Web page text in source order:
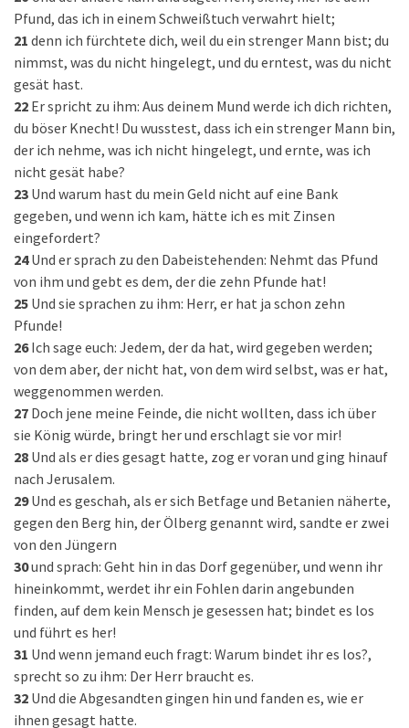
Pfund, das ich in einem Schweißtuch verwahrt hielt;
21 denn ich fürchtete dich, weil du ein strenger Mann bist; du
nimmst, was du nicht hingelegt, und du erntest, was du nicht
gesät hast.
22 Er spricht zu ihm: Aus deinem Mund werde ich dich richten,
du böser Knecht! Du wusstest, dass ich ein strenger Mann bin,
der ich nehme, was ich nicht hingelegt, und ernte, was ich
nicht gesät habe?
23 Und warum hast du mein Geld nicht auf eine Bank
gegeben, und wenn ich kam, hätte ich es mit Zinsen
eingefordert?
24 Und er sprach zu den Dabeistehenden: Nehmt das Pfund
von ihm und gebt es dem, der die zehn Pfunde hat!
25 Und sie sprachen zu ihm: Herr, er hat ja schon zehn
Pfunde!
26 Ich sage euch: Jedem, der da hat, wird gegeben werden;
von dem aber, der nicht hat, von dem wird selbst, was er hat,
weggenommen werden.
27 Doch jene meine Feinde, die nicht wollten, dass ich über
sie König würde, bringt her und erschlagt sie vor mir!
28 Und als er dies gesagt hatte, zog er voran und ging hinauf
nach Jerusalem.
29 Und es geschah, als er sich Betfage und Betanien näherte,
gegen den Berg hin, der Ölberg genannt wird, sandte er zwei
von den Jüngern
30und sprach: Geht hin in das Dorf gegenüber, und wenn ihr
hineinkommt, werdet ihr ein Fohlen darin angebunden
finden, auf dem kein Mensch je gesessen hat; bindet es los
und führt es her!
31 Und wenn jemand euch fragt: Warum bindet ihr es los?,
sprecht so zu ihm: Der Herr braucht es.
32 Und die Abgesandten gingen hin und fanden es, wie er
ihnen gesagt hatte.